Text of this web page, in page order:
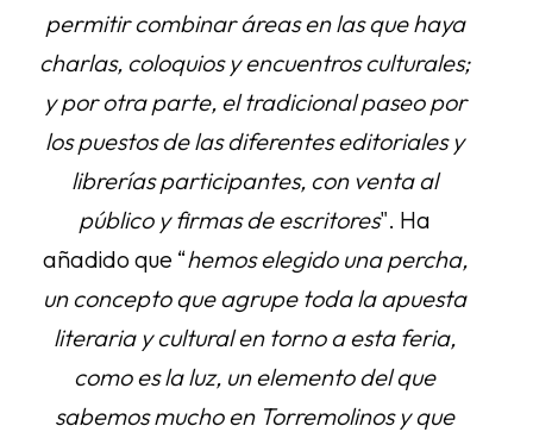
permitir combinar áreas en las que haya
charlas, coloquios y encuentros culturales;
y por otra parte, el tradicional paseo por
los puestos de las diferentes editoriales y
librerías participantes, con venta al
público y firmas de escritores". Ha
añadido que “hemos elegido una percha,
un concepto que agrupe toda la apuesta
literaria y cultural en torno a esta feria,
como es la luz, un elemento del que
sabemos mucho en Torremolinos y que